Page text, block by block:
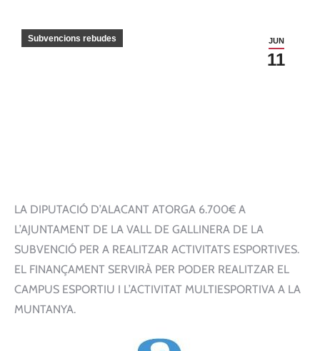
JUN
11
Subvencions rebudes
LA DIPUTACIÓ D’ALACANT ATORGA 6.700€ A
L’AJUNTAMENT DE LA VALL DE GALLINERA DE LA
SUBVENCIÓ PER A REALITZAR ACTIVITATS ESPORTIVES.
EL FINANÇAMENT SERVIRÀ PER PODER REALITZAR EL
CAMPUS ESPORTIU I L’ACTIVITAT MULTIESPORTIVA A LA
MUNTANYA.